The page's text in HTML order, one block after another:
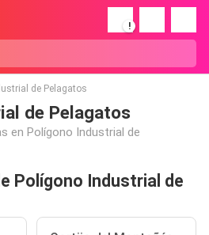
!
de Pelagatos
de Pelagatos
en Polígono Industrial de
Polígono Industrial de